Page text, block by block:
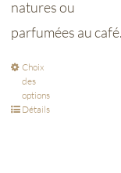
natures ou
parfumées au café.
Choix
des
options
Détails